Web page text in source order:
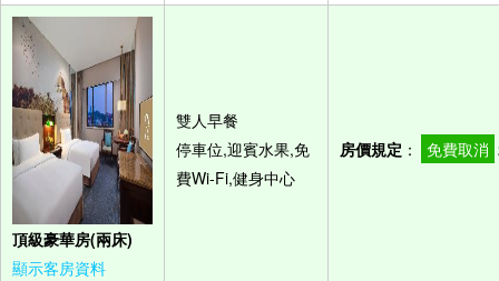
頂級豪華房(兩床)
顯示客房資料
雙人早餐
停車位,迎賓水果,免
費Wi-Fi,健身中心
房價規定 ： 免費取消